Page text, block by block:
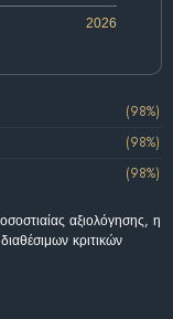
2026
(98%)
(98%)
(98%)
αξιολόγησης, η
κριτικών